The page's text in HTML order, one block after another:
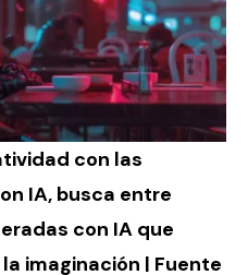
con las
IA, busca entre
con IA que
imaginación | Fuente